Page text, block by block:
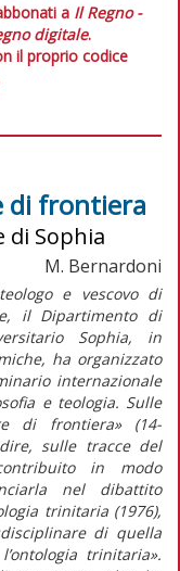
a Il Regno -
digitale.
il proprio codice
di frontiera
di Sophia
M. Bernardoni
e vescovo di
il Dipartimento di
Sophia, in
ha organizzato
internazionale
e teologia. Sulle
di frontiera» (14-
sulle tracce del
in modo
nel dibattito
trinitaria (1976),
di quella
trinitaria».